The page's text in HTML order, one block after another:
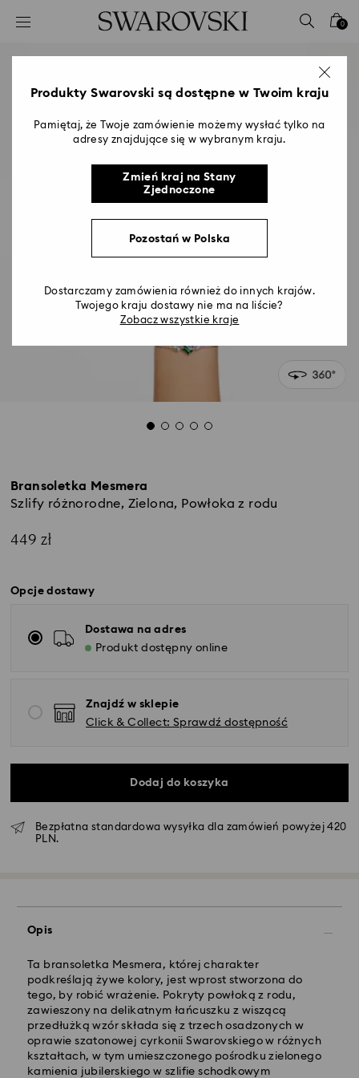
Lista kluczy dostępu
2 - Stopka
0
Bransoletka Mesmera
Szlify różnorodne, Zielona, Powłoka z rodu
449 zł
Opcje dostawy
Dostawa na adres
Produkt dostępny online
Znajdź w sklepie
Click & Collect: Sprawdź dostępność
Dodaj do koszyka
Bezpłatna standardowa wysyłka dla zamówień powyżej 420
PLN.
Opis
Ta bransoletka Mesmera, której charakter
podkreślają żywe kolory, jest wprost stworzona do
tego, by robić wrażenie. Pokryty powłoką z rodu,
zawieszony na delikatnym łańcuszku z wiszącą
przedłużką wzór składa się z trzech osadzonych w
oprawie szatonowej cyrkonii Swarovskiego w różnych
kształtach, w tym umieszczonego pośrodku zielonego
kamienia jubilerskiego w szlifie schodkowym
godziny 10:00 czasu CET zostaną przetworzone i
Standardowy czas dostawy: 3 dni robocze po
przetworzeniu i wysyłce
Koszt dostawy standardowej: 25 PLN
Bezpłatna standardowa wysyłka dla zamówień
powyżej 420 PLN
Dostawy ekspresowej - FedEx
Produkty Swarovski są dostępne w Twoim kraju
Pamiętaj, że Twoje zamówienie możemy wysłać tylko na
adresy znajdujące się w wybranym kraju.
Zmień kraj na Stany
Zjednoczone
Pozostań w Polska
Dostarczamy zamówienia również do innych krajów.
Twojego kraju dostawy nie ma na liście?
Zobacz wszystkie kraje